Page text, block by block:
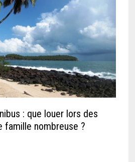
: que louer lors des
famille nombreuse ?